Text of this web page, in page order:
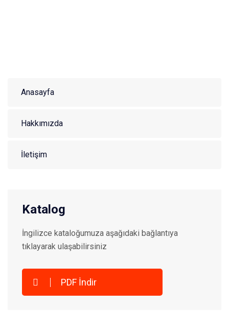
Anasayfa
Hakkımızda
İletişim
Katalog
İngilizce kataloğumuza aşağıdaki bağlantıya
tıklayarak ulaşabilirsiniz
PDF İndir